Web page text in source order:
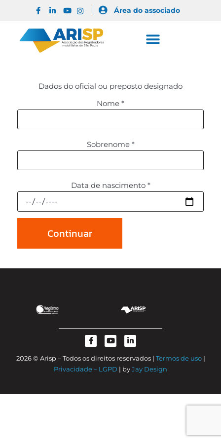
Área do associado
Dados do oficial ou preposto designado
Nome *
Sobrenome *
Data de nascimento *
Continuar
2026 © Arisp – Todos os direitos reservados | Termos de uso|
Privacidade – LGPD | byJay Design